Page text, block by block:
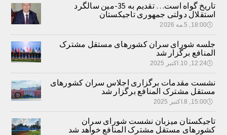
تاریخ گواه است… تقدیم به 35-مین سالگرد
استقلال دولتی جمهوری تاجیکستان
🕔18:00, 5.مه 2026
جلسه شورای سران کشورهای مستقل مشترک
المنافع برگزار شد
🕔12:24, 10.اکتبر 2025
نشست مقدمات برگزاری اجلاس سران کشورهای
مستقل مشترک المنافع برگزار شد
🕔15:00, 8.اکتبر 2025
تاجیکستان میزبان نشست شورای سران
کشورهای مستقل مشترک المنافع خواهد شد